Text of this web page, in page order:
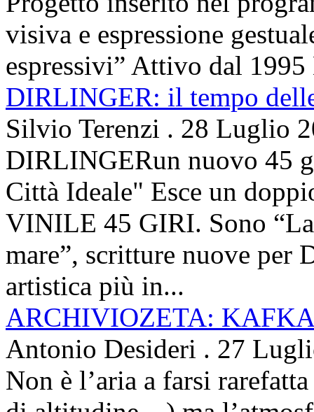
visiva e espressione
espressivi” Attivo dal 1995
DIRLINGER: il tempo
Silvio Terenzi . 28 Luglio
DIRLINGERun nuovo 45
Città Ideale" Esce un
VINILE 45 GIRI. Sono
mare”, scritture nuove per
artistica più in...
ARCHIVIOZETA:
Antonio Desideri . 27
Non è l’aria a farsi